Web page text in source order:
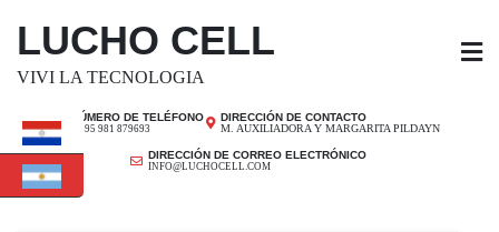
LUCHO CELL
VIVI LA TECNOLOGIA
NÚMERO DE TELÉFONO
+ 595 981 879693
DIRECCIÓN DE CONTACTO
M. AUXILIADORA Y MARGARITA PILDAYN
DIRECCIÓN DE CORREO ELECTRÓNICO
INFO@LUCHOCELL.COM